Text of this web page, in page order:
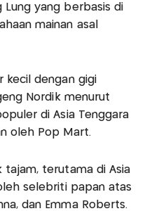
Lung yang berbasis di
mainan asal
kecil dengan gigi
Nordik menurut
di Asia Tenggara
oleh Pop Mart.
tajam, terutama di Asia
selebriti papan atas
dan Emma Roberts.